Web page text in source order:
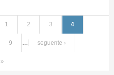
1 2 3 4
9 … seguente ›